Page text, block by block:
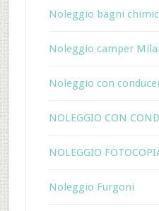
Noleggio bagni
Noleggio camper
Noleggio con
NOLEGGIO CON
NOLEGGIO
Noleggio Furgoni